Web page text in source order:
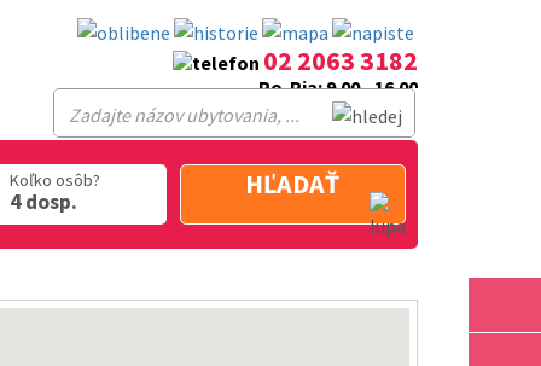
02 2063 3182
Po-Pia: 9.00 - 16.00
Koľko osôb?
4 dosp.
HĽADAŤ